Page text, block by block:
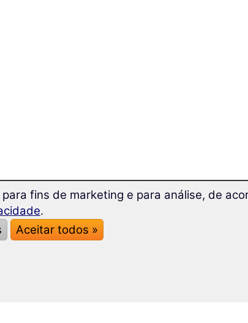
fins de marketing e para análise, de
.
Aceitar todos »